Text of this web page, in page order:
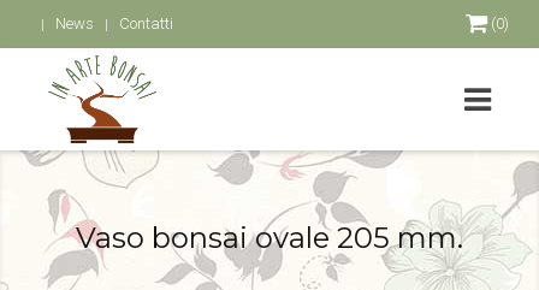
News Contatti (0)
Vaso bonsai ovale 205 mm.